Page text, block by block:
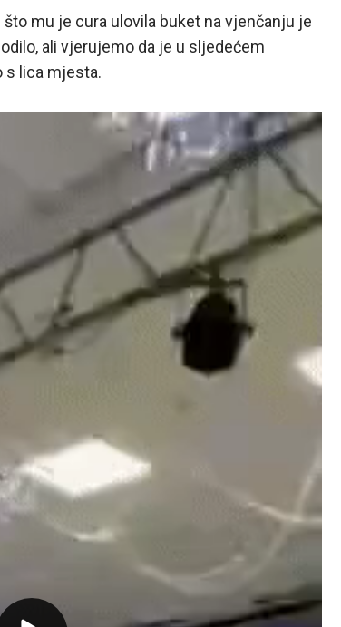
mu je cura ulovila buket na vjenčanju je
ali vjerujemo da je u sljedećem
s lica mjesta.